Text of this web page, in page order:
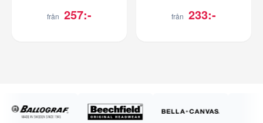
från 257:- från 233:-